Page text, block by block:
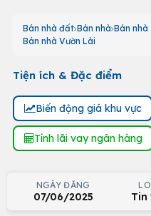
Bán nhà đất Bán nhà Bán nhà
Bán nhà Vườn Lài
Tiện ích & Đặc điểm
Biến động giá khu vực
Tính lãi vay ngân hàng
NGÀY ĐĂNG
07/06/2025 Tin